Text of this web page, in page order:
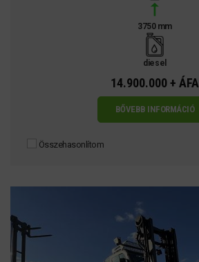
3750 mm
diesel
14.900.000 + ÁFA
BŐVEBB INFORMÁCIÓ
Összehasonlítom